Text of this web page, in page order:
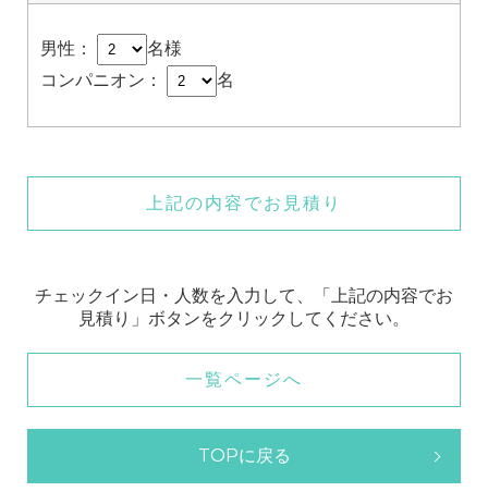
男性：
名様
コンパニオン：
名
上記の内容でお見積り
チェックイン日・人数を入力して、「上記の内容でお
見積り」ボタンをクリックしてください。
一覧ページへ
TOPに戻る